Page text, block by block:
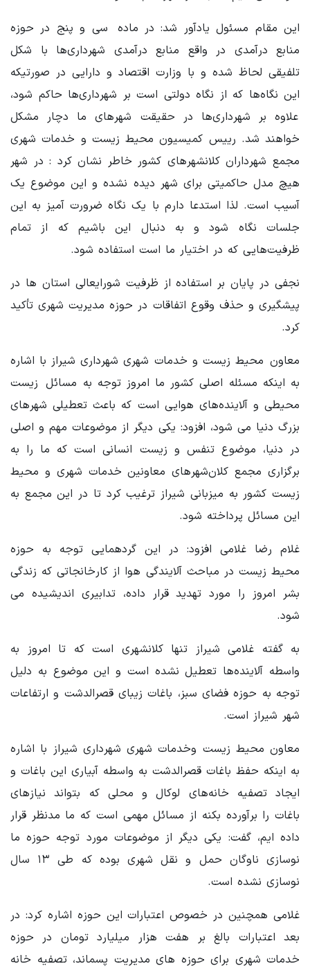
این مقام مسئول یادآور شد: در ماده‌ سی و پنج در حوزه‌
منابع درآمدی در واقع منابع درآمدی شهرداری‌ها با شکل
تلفیقی لحاظ شده و با وزارت اقتصاد و دارایی در صورتیکه
این نگاه‌ها که از نگاه دولتی است بر شهرداری‌ها حاکم شود،
علاوه بر شهرداری‌ها در حقیقت شهرهای ما دچار مشکل
خواهند شد. رییس کمیسیون محیط زیست و خدمات شهری
مجمع شهرداران کلانشهرهای کشور خاطر نشان کرد : در شهر
هیچ مدل حاکمیتی برای شهر دیده نشده و این موضوع یک
آسیب است. لذا استدعا دارم با یک نگاه ضرورت آمیز به این
جلسات نگاه شود و به دنبال این باشیم که از تمام
ظرفیت‌هایی که در اختیار ما است استفاده شود.
نجفی در پایان بر استفاده از ظرفیت شورایعالی استان ها در
پیشگیری و حذف وقوع اتفاقات در حوزه‌ مدیریت شهری تأکید
کرد.
معاون محیط زیست و خدمات شهری شهرداری شیراز با اشاره
به اینکه مسئله اصلی کشور ما امروز توجه به مسائل زیست‌
محیطی و آلاینده‌های هوایی است که باعث تعطیلی شهرهای
بزرگ دنیا می شود، افزود: یکی دیگر از موضوعات مهم و اصلی
در دنیا، موضوع تنفس و زیست انسانی است که ما را به
برگزاری مجمع کلان‌شهرهای معاونین خدمات شهری و محیط
زیست کشور به میزبانی شیراز ترغیب کرد تا در این مجمع به
این مسائل پرداخته شود.
غلام رضا غلامی افزود: در این گردهمایی توجه به حوزه‌
محیط زیست در مباحث آلایندگی هوا از کارخانجاتی که زندگی
بشر امروز را مورد تهدید قرار داده، تدابیری اندیشیده می
شود.
به گفته غلامی شیراز تنها کلانشهری است که تا امروز به
واسطه‌ آلاینده‌ها تعطیل نشده است و این موضوع به دلیل
توجه به حوزه‌ فضای سبز، باغات زیبای قصرالدشت و ارتفاعات
شهر شیراز است.
معاون محیط زیست وخدمات شهری شهرداری شیراز با اشاره
به اینکه حفظ باغات قصرالدشت به واسطه‌ آبیاری این باغات و
ایجاد تصفیه ‌خانه‌های لوکال و محلی که بتواند نیازهای
باغات را برآورده بکنه از مسائل مهمی است که ما مدنظر قرار
داده ایم، گفت: یکی دیگر از موضوعات مورد توجه حوزه ما
نوسازی ناوگان حمل و نقل شهری بوده که طی ۱۳ سال
نوسازی نشده است.
غلامی همچنین در خصوص اعتبارات این حوزه اشاره کرد: در
بعد اعتبارات بالغ بر هفت هزار میلیارد تومان در حوزه
خدمات شهری برای حوزه های مدیریت پسماند، تصفیه خانه